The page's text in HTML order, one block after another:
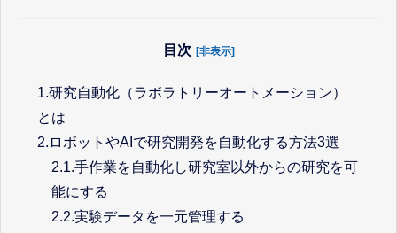
目次 [非表示]
1.研究自動化（ラボラトリーオートメーション）
とは
2. ロボットやAIで研究開発を自動化する方法3選
2.1.手作業を自動化し研究室以外からの研究を可
能にする
2.2.実験データを一元管理する